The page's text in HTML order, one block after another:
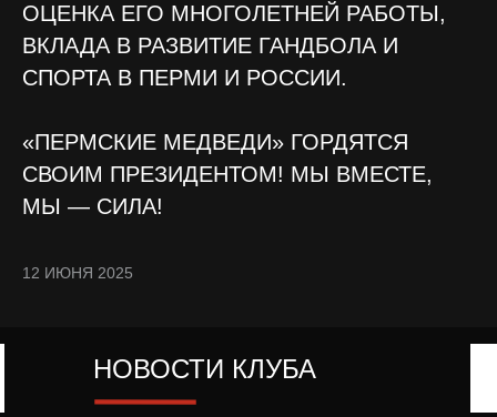
ОЦЕНКА ЕГО МНОГОЛЕТНЕЙ РАБОТЫ,
ВКЛАДА В РАЗВИТИЕ ГАНДБОЛА И
СПОРТА В ПЕРМИ И РОССИИ.
«ПЕРМСКИЕ МЕДВЕДИ» ГОРДЯТСЯ
СВОИМ ПРЕЗИДЕНТОМ! МЫ ВМЕСТЕ,
МЫ — СИЛА!
12 ИЮНЯ 2025
НОВОСТИ КЛУБА